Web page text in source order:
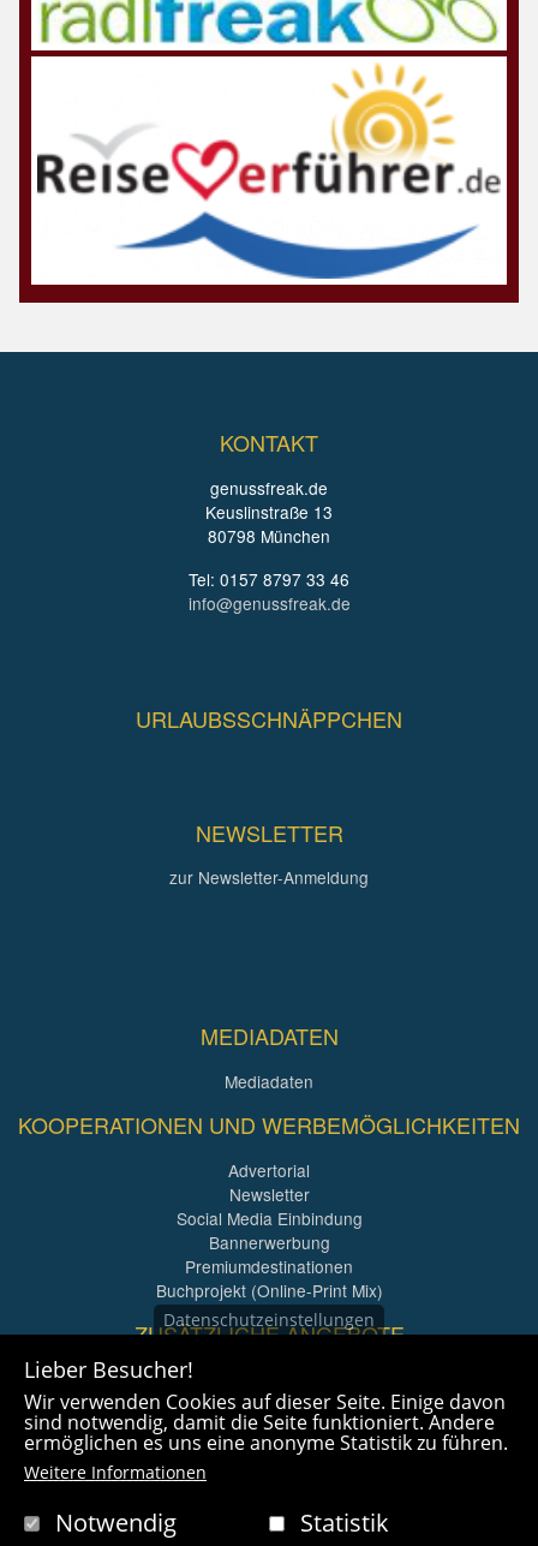
KONTAKT
genussfreak.de
Keuslinstraße 13
80798 München
Tel: 0157 8797 33 46
info@genussfreak.de
URLAUBSSCHNÄPPCHEN
NEWSLETTER
zur Newsletter-Anmeldung
MEDIADATEN
Mediadaten
KOOPERATIONEN UND WERBEMÖGLICHKEITEN
Advertorial
Newsletter
Social Media Einbindung
Bannerwerbung
Premiumdestinationen
Buchprojekt (Online-Print Mix)
ZUSÄTZLICHE ANGEBOTE
Imagefilme und mehr
360° x 360° Fotografie
Datenschutzeinstellungen
Lieber Besucher!
Wir verwenden Cookies auf dieser Seite. Einige davon
sind notwendig, damit die Seite funktioniert. Andere
ermöglichen es uns eine anonyme Statistik zu führen.
Weitere Informationen
Notwendig Statistik